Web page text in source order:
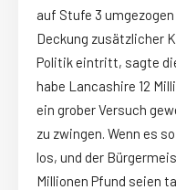
auf Stufe 3
Deckung zusätzlicher
Politik eintritt, sagte
habe Lancashire 12
ein grober Versuch
zu zwingen. Wenn es
los, und der
Millionen Pfund seien